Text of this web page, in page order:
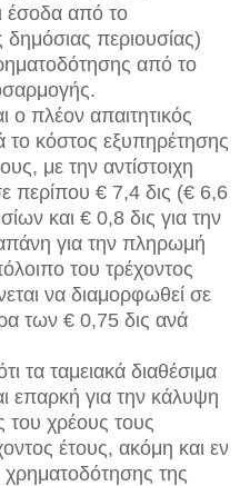
έσοδα από το
περιουσίας)
από το
ο πλέον απαιτητικός
κόστος εξυπηρέτησης
με την αντίστοιχη
περίπου € 7,4 δις (€ 6,6
και € 0,8 δις για την
για την πληρωμή
του τρέχοντος
να διαμορφωθεί σε
των € 0,75 δις ανά
τα ταμειακά διαθέσιμα
επαρκή για την κάλυψη
χρέους τους
έτους, ακόμη και εν
χρηματοδότησης της